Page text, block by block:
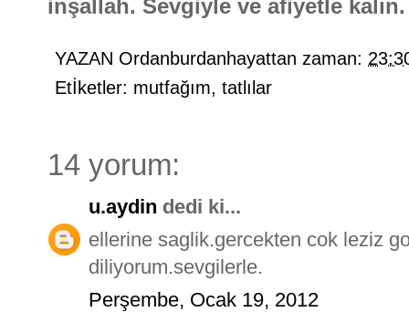
inşallah. Sevgiyle ve afiyetle kalın.
YAZAN Ordanburdanhayattan zaman:
Etİketler: mutfağım, tatlılar
14 yorum:
u.aydin dedi ki...
ellerine saglik.gercekten cok leziz
diliyorum.sevgilerle.
Perşembe, Ocak 19, 2012